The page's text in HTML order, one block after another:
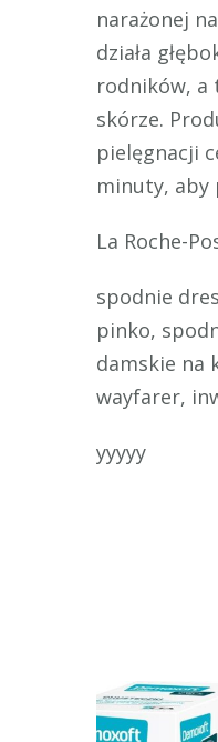
narażonej
działa
rodników, a
skórze.
pielęgnacji
minuty, aby
La Roche-
spodnie
pinko,
damskie na
wayfarer,
yyyyy